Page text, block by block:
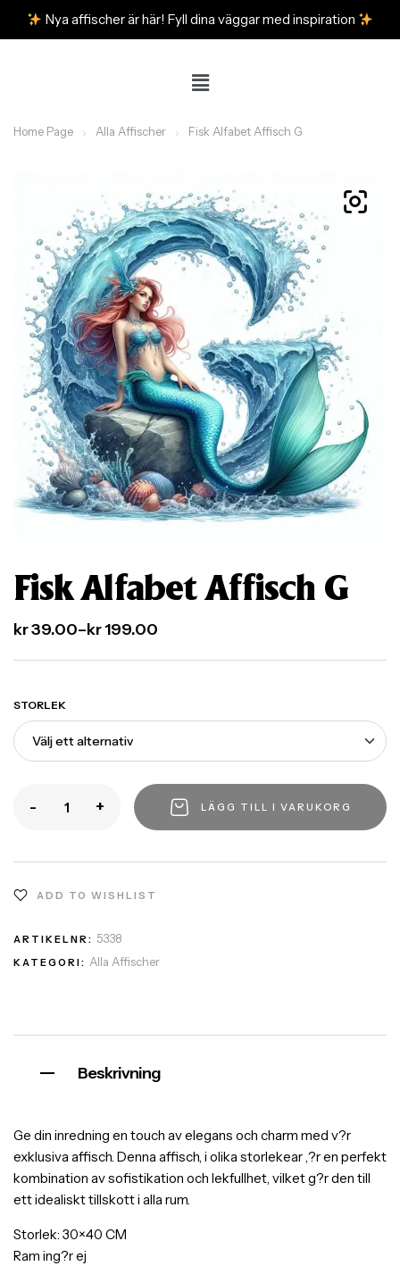
Nya affischer är här! Fyll dina väggar med inspiration
Home Page Alla Affischer Fisk Alfabet Affisch G
Fisk Alfabet Affisch G
kr39.00–kr199.00
STORLEK
- + LÄGG TILL I VARUKORG
ADD TO WISHLIST
ARTIKELNR: 5338
KATEGORI: Alla Affischer
Beskrivning
Ge din inredning en touch av elegans och charm med v?r
exklusiva affisch. Denna affisch, i olika storlekear ,?r en perfekt
kombination av sofistikation och lekfullhet, vilket g?r den till
ett idealiskt tillskott i alla rum.
Storlek: 30×40 CM
Ram ing?r ej